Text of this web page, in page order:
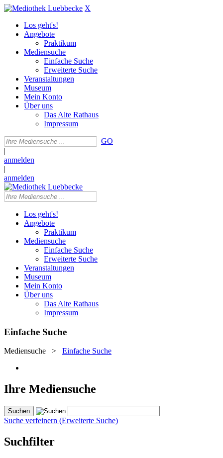
X
Los geht's!
Angebote
Praktikum
Mediensuche
Einfache Suche
Erweiterte Suche
Veranstaltungen
Museum
Mein Konto
Über uns
Das Alte Rathaus
Impressum
GO
|
anmelden
|
anmelden
Los geht's!
Angebote
Praktikum
Mediensuche
Einfache Suche
Erweiterte Suche
Veranstaltungen
Museum
Mein Konto
Über uns
Das Alte Rathaus
Impressum
Einfache Suche
Mediensuche > Einfache Suche
Ihre Mediensuche
Suche verfeinern (Erweiterte Suche)
Suchfilter